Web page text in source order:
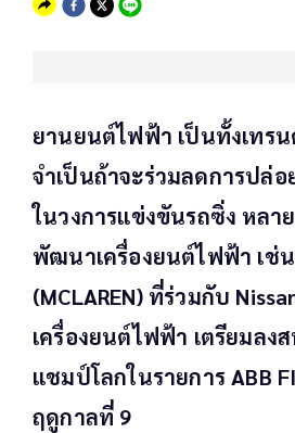
ยานยนต์ไฟฟ้า เป็นทั้งเทร
จำเป็นถ้าจะร่วมลดการปล่
ในวงการแข่งขันรถซิ่ง หล
พัฒนาเครื่องยนต์ไฟฟ้า เช่
(MCLAREN) ที่ร่วมกับ
เครื่องยนต์ไฟฟ้า เตรียมลง
แชมป์โลกในรายการ ABB
ฤดูกาลที่ 9